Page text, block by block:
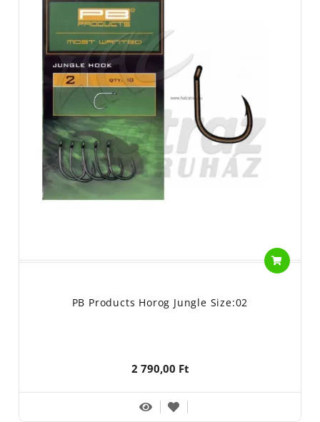
PB Products Horog Jungle Size:02
2 790,00 Ft